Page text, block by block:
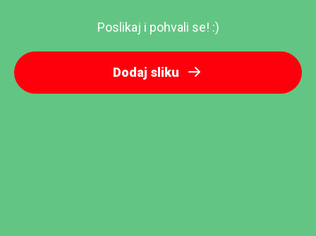
Poslikaj i pohvali se! :)
Dodaj sliku